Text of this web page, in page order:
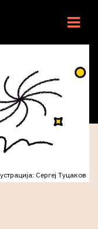
Сергеј Туцаков